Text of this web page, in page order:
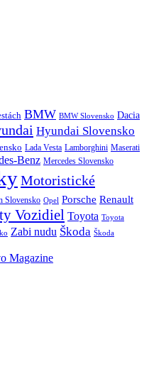
BMW BMW Slovensko Dacia
Hyundai Slovensko
Lada Vesta Lamborghini Maserati
Benz Mercedes Slovensko
Motoristické
Slovensko Opel Porsche Renault
Vozidiel Toyota Toyota
Zabi nudu Škoda Škoda
Magazine